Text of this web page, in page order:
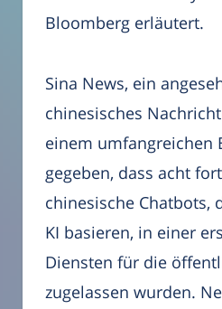
Bloomberg erläutert.
Sina News, ein
chinesisches
einem umfangreichen
gegeben, dass acht
chinesische Chatbots,
KI basieren, in einer
Diensten für die
zugelassen wurden.